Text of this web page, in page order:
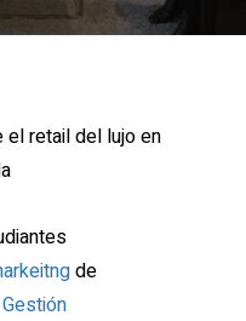
el retail del lujo en
de